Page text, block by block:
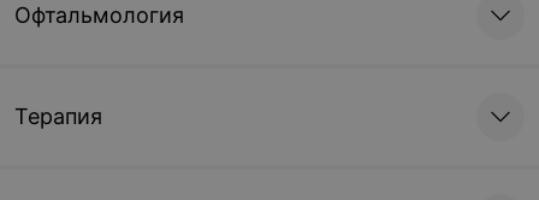
Офтальмология
Терапия